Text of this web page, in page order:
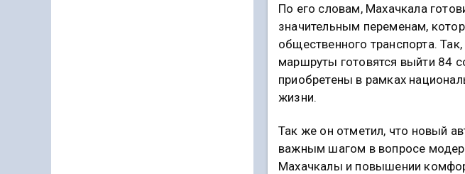
По его словам, Махачкала
значительным переменам,
общественного транспорта.
маршруты готовятся выйти 84
приобретены в рамках
жизни.
Так же он отметил, что новый
важным шагом в вопросе
Махачкалы и повышении